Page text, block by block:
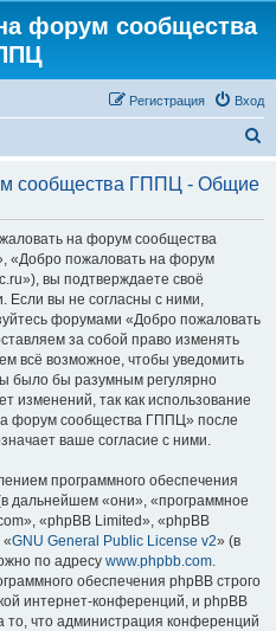
форум сообщества
Вход
Регистрация
с
сообщества ГППЦ - Общие
на форум сообщества
пожаловать на форум
вы подтверждаете своё
Если вы не согласны с ними,
форумами «Добро пожаловать
за собой право изменять
всё возможное, чтобы уведомить
было бы разумным регулярно
изменений, так как использование
форум сообщества ГППЦ» после
ваше согласие с ними.
программного обеспечения
дальнейшем «они», «программное
«phpBB Limited», «phpBB
«GNU General Public License v2» (в
по адресу www.phpbb.com.
обеспечения phpBB строго
интернет-конференций, и phpBB
то, что администрация конференций